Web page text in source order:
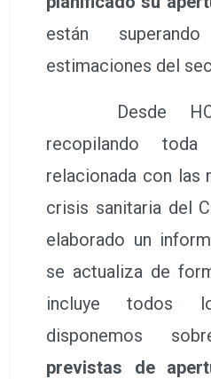
están
estimaciones del
Desde
recopilando
relacionada con las
crisis sanitaria del
elaborado un
se actualiza de
incluye todos
disponemos
previstas de